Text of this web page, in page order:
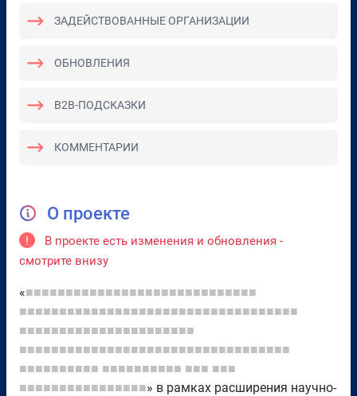
ЗАДЕЙСТВОВАННЫЕ ОРГАНИЗАЦИИ
ОБНОВЛЕНИЯ
B2B-ПОДСКАЗКИ
КОММЕНТАРИИ
О проекте
!
В проекте есть изменения и обновления -
смотрите внизу
«■■■■■■■■■■■■■■■■■■■■■■■■■■■■■
■■■■■■■■■■■■■■■■■■■■■■■■■■■■■■■■■■■
■■■■■■■■■■■■■■■■■■■■■■
■■■■■■■■■■■■■■■■■■■■■■■■■■■■■■■■■■
■■■■■■■■■■ ■■■■■■■■■■ ■■■ ■■■
■■■■■■■■■■■■■■■■» в рамках расширения научно-